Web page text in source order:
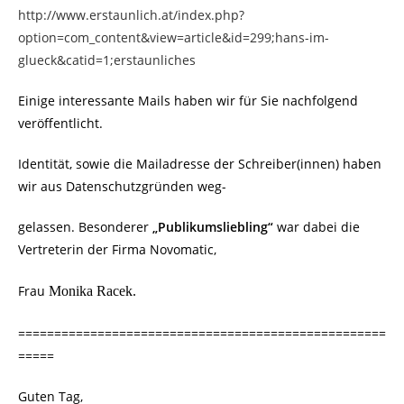
http://www.erstaunlich.at/index.php?
option=com_content&view=article&id=299;hans-im-
glueck&catid=1;erstaunliches
Einige interessante Mails haben wir für Sie nachfolgend
veröffentlicht.
Identität, sowie die Mailadresse der Schreiber(innen) haben
wir aus Datenschutzgründen weg-
gelassen. Besonderer „Publikumsliebling“ war dabei die
Vertreterin der Firma Novomatic,
Frau Monika Racek.
===================================================
=====
Guten Tag,